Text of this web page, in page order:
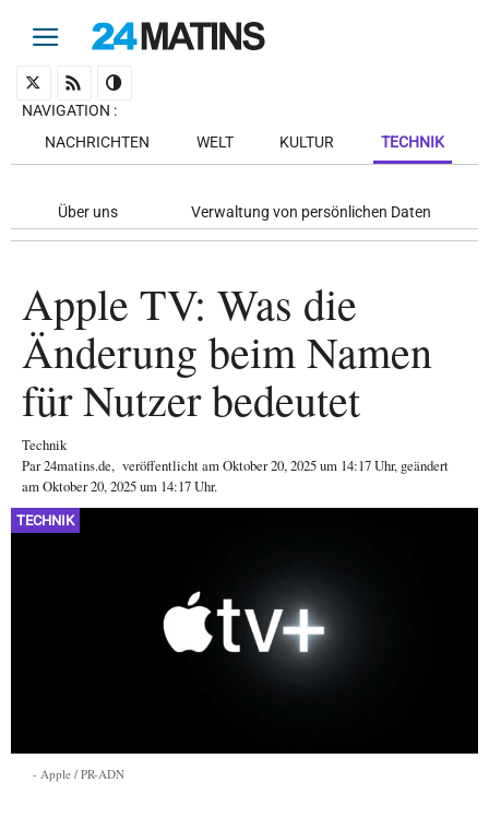
NAVIGATION :
NACHRICHTEN
WELT KULTUR TECHNIK
Über uns Verwaltung von persönlichen Daten
Apple TV: Was die
Änderung beim Namen
für Nutzer bedeutet
Technik
Par24matins.de, veröffentlicht amOktober 20, 2025um 14:17 Uhr, geändert
am Oktober 20, 2025 um 14:17 Uhr.
TECHNIK
Apple / PR-ADN